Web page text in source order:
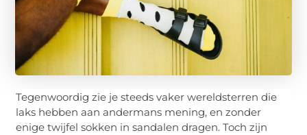
Tegenwoordig zie je steeds vaker wereldsterren die
laks hebben aan andermans mening, en zonder
enige twijfel sokken in sandalen dragen. Toch zijn